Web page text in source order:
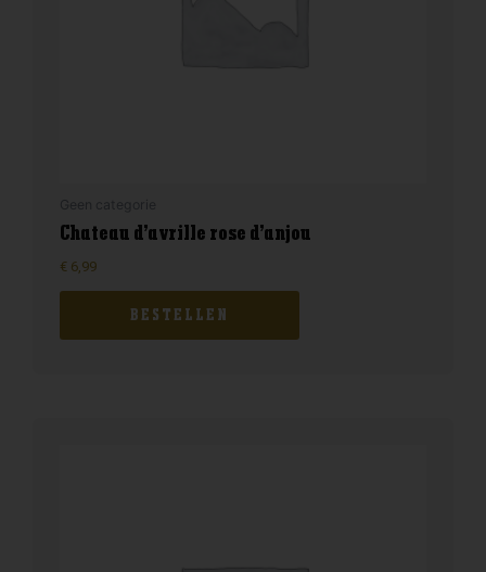
Chateau d’avrille rose d’anjou
€ 6,99
BESTELLEN